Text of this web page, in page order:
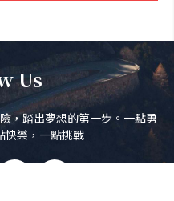
Us
，踏出夢想的第一步。一點勇
快樂，一點挑戰